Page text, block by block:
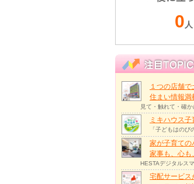
0 人
１つの店舗
住まい情報満
見て・触れて・確
ミキハウス
「子どもはの
家が子育ての
家事も、心も
HESTAデジタルス
宅配サービス